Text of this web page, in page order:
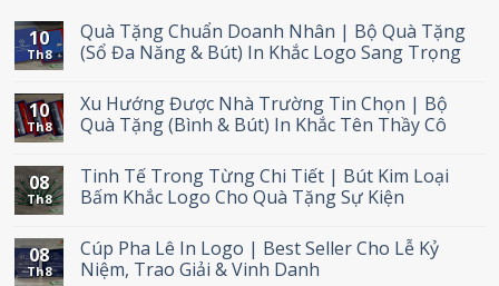
10
Th8
Quà Tặng Chuẩn Doanh Nhân | Bộ Quà Tặng
(Sổ Đa Năng & Bút) In Khắc Logo Sang Trọng
10
Th8
Xu Hướng Được Nhà Trường Tin Chọn | Bộ
Quà Tặng (Bình & Bút) In Khắc Tên Thầy Cô
08
Th8
Tinh Tế Trong Từng Chi Tiết | Bút Kim Loại
Bấm Khắc Logo Cho Quà Tặng Sự Kiện
08
Th8
Cúp Pha Lê In Logo | Best Seller Cho Lễ Kỷ
Niệm, Trao Giải & Vinh Danh